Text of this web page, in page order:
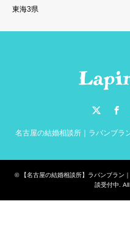
東海3県
TikTok LINE
名古屋の結婚相談所｜ラパンブラ
©
【名古屋の結婚相談所】ラパンブラン
談受付中.